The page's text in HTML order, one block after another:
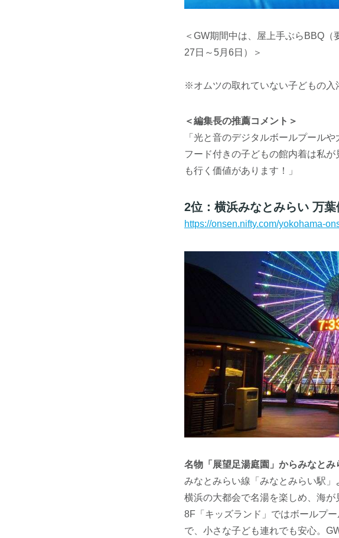
＜GW期間中は、屋上手ぶらBBQ
27日～5月6日）＞
※オムツの取れていない子どもの入
＜編集長の推薦コメント＞
「光と音のデジタルボールプール
フード付きの子どもの館内着は私
も行く価値があります！」
2位：横浜みなとみらい 万
https://onsen.nifty.com/yokohama-
名物「展望足湯庭園」からみなとみ
みなとみらい線「みなとみらい駅」
横浜の大都会で名湯を楽しめ、海が
8F「キッズランド」ではボールプ
で、小さな子ども連れでも安心。